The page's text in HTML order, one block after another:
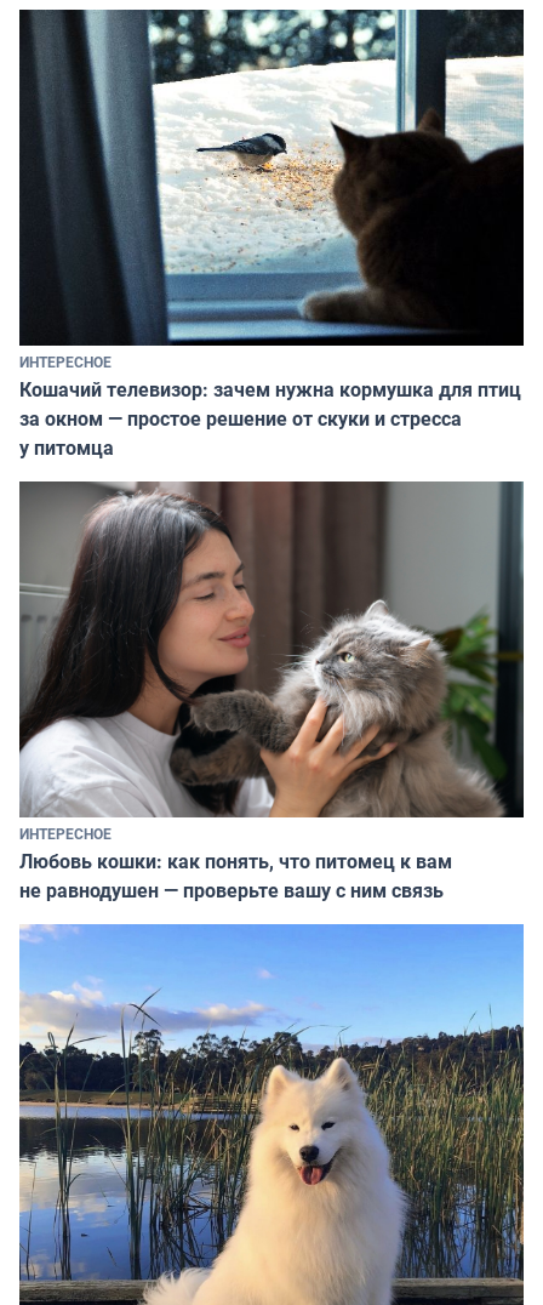
ИНТЕРЕСНОЕ
Кошачий телевизор: зачем нужна кормушка для птиц
за окном — простое решение от скуки и стресса
у питомца
ИНТЕРЕСНОЕ
Любовь кошки: как понять, что питомец к вам
не равнодушен — проверьте вашу с ним связь